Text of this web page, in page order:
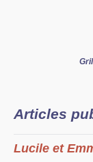
Articles
Lucile et